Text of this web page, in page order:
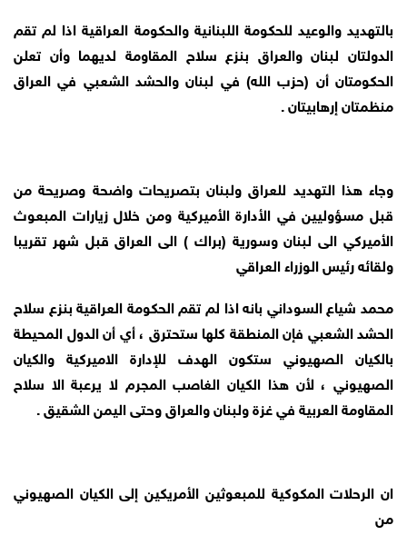
بالتهديد والوعيد للحكومة اللبنانية والحكومة العراقية اذا لم تقم
الدولتان لبنان والعراق بنزع سلاح المقاومة لديهما وأن تعلن
الحكومتان أن (حزب الله) في لبنان والحشد الشعبي في العراق
منظمتان إرهابيتان .
وجاء هذا التهديد للعراق ولبنان بتصريحات واضحة وصريحة من
قبل مسؤوليين في الأدارة الأميركية ومن خلال زيارات المبعوث
الأميركي الى لبنان وسورية (براك ) الى العراق قبل شهر تقريبا
ولقائه رئيس الوزراء العراقي
محمد شياع السوداني بانه اذا لم تقم الحكومة العراقية بنزع سلاح
الحشد الشعبي فإن المنطقة كلها ستحترق ، أي أن الدول المحيطة
بالكيان الصهيوني ستكون الهدف للإدارة الاميركية والكيان
الصهيوني ، لأن هذا الكيان الغاصب المجرم لا يرعبة الا سلاح
المقاومة العربية في غزة ولبنان والعراق وحتى اليمن الشقيق .
ان الرحلات المكوكية للمبعوثين الأمريكين إلى الكيان الصهيوني
من